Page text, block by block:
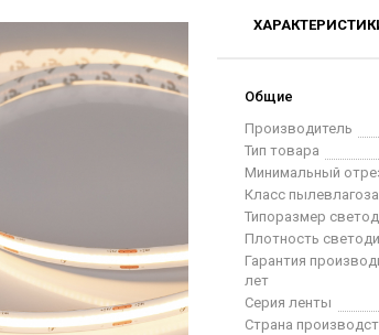
Общие
Производитель
Тип товара
Минимальный
Класс
Типоразмер
Плотность
Гарантия
лет
Серия ленты
Страна